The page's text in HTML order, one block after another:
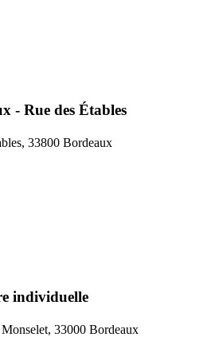
- Rue des Étables
33800 Bordeaux
individuelle
33000 Bordeaux